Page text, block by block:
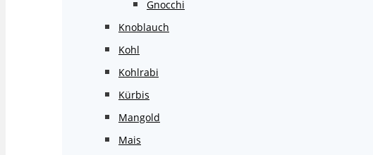
Gnocchi
Knoblauch
Kohl
Kohlrabi
Kürbis
Mangold
Mais